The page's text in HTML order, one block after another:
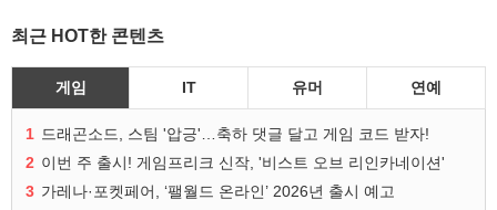
최근 HOT한 콘텐츠
게임 IT 유머 연예
1 드래곤소드, 스팀 '압긍'…축하 댓글 달고 게임 코드 받자!
2 이번 주 출시! 게임프리크 신작, '비스트 오브 리인카네이션'
3 가레나·포켓페어, ‘팰월드 온라인’ 2026년 출시 예고